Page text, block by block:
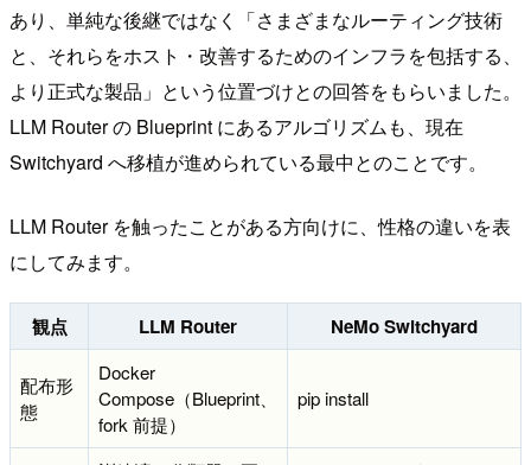
あり、単純な後継ではなく「さまざまなルーティング技術
と、それらをホスト・改善するためのインフラを包括する、
より正式な製品」という位置づけとの回答をもらいました。
LLM Router の Blueprint にあるアルゴリズムも、現在
Switchyard へ移植が進められている最中とのことです。
LLM Router を触ったことがある方向けに、性格の違いを表
にしてみます。
観点 LLM Router NeMo Switchyard
配布形
態
Docker
Compose（Blueprint、
fork 前提）
pip install